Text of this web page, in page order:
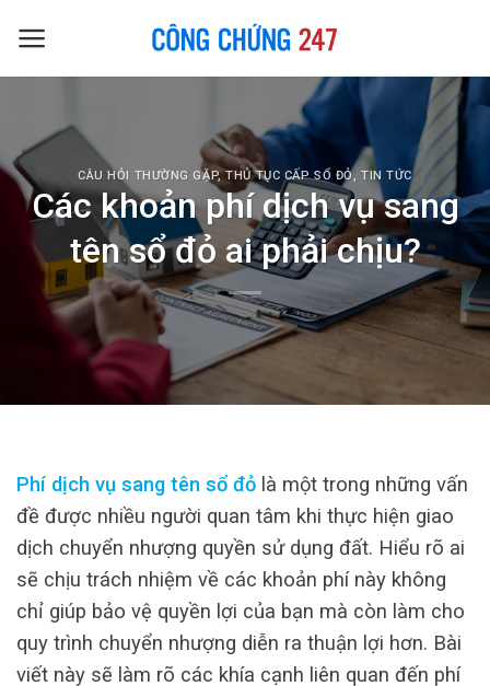
CÂU HỎI THƯỜNG GẶP,THỦ TỤC CẤP SỔ ĐỎ, TIN TỨC
Các khoản phí dịch vụ sang
tên sổ đỏ ai phải chịu?
Phí dịch vụ sang tên sổ đỏ là một trong những vấn
đề được nhiều người quan tâm khi thực hiện giao
dịch chuyển nhượng quyền sử dụng đất. Hiểu rõ ai
sẽ chịu trách nhiệm về các khoản phí này không
chỉ giúp bảo vệ quyền lợi của bạn mà còn làm cho
quy trình chuyển nhượng diễn ra thuận lợi hơn. Bài
viết này sẽ làm rõ các khía cạnh liên quan đến phí